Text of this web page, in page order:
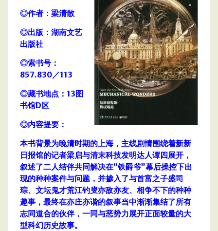
◎作者：梁清散
◎出版：湖南文艺
出版社
◎索书号：
857.830／113
◎藏书地点：13图
书馆D区
◎内容提要：
本书背景为晚清时期的上海，主线剧情围绕着新新
日报馆的记者梁启与清末科技发明达人谭四展开，
叙述了二人结伴共同解决在“铁爵爷”幕后操控下出
现的种种案件与问题，并掺入了与首富之子盛司
琮、文坛鬼才荒江钓叟亦敌亦友、相争不下的种种
趣事，最终在亦庄亦谐的叙事当中渐渐集结了所有
志同道合的伙伴，一同与恶势力展开正面较量的大
型科幻历史故事。